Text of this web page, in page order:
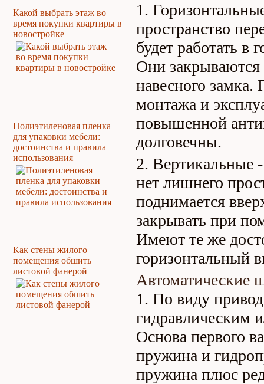
Какой выбрать этаж во
время покупки квартиры в
новостройке
Полиэтиленовая пленка
для упаковки мебели:
достоинства и правила
использования
Как стены жилого
помещения обшить
листовой фанерой
пространство
будет работать в
Они закрываются
навесного замка.
монтажа и
повышенной
долговечны.
Вертикальные
нет лишнего
поднимается
закрывать при
Имеют те же
горизонтальный
Автоматические
По виду
гидравлическим
Основа первого
пружина и
пружина плюс